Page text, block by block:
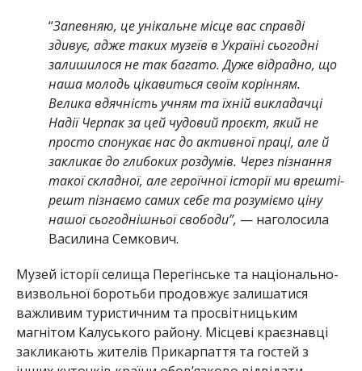
“Запевняю, це унікальне місце вас справді
здивує, адже таких музеїв в Україні сьогодні
залишилося не так багато. Дуже відрадно, що
наша молодь цікавиться своїм корінням.
Велика вдячність учням та їхній викладачці
Надії Черпак за цей чудовий проєкт, який не
просто спонукає нас до активної праці, але й
закликає до глибоких роздумів. Через пізнання
такої складної, але героїчної історії ми врешті-
решт пізнаємо самих себе та розуміємо ціну
нашої сьогоднішньої свободи”, — наголосила
Василина Семкович.
Музей історії селища Перегінське та національно-
визвольної боротьби продовжує залишатися
важливим туристичним та просвітницьким
магнітом Калуського району. Місцеві краєзнавці
закликають жителів Прикарпаття та гостей з